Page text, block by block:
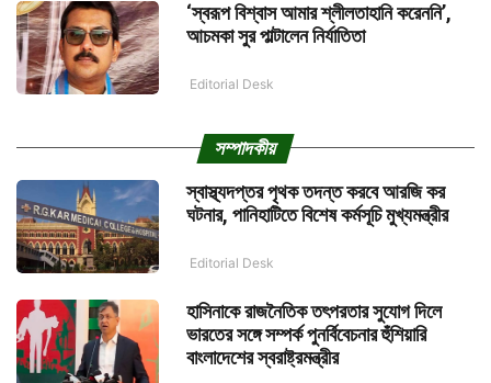
‘স্বরূপ বিশ্বাস আমার শ্লীলতাহানি করেননি’,
আচমকা সুর পাল্টালেন নির্যাতিতা
Editorial Desk
সম্পাদকীয়
স্বাস্থ্যদপ্তর পৃথক তদন্ত করবে আরজি কর
ঘটনার, পানিহাটিতে বিশেষ কর্মসূচি মুখ্যমন্ত্রীর
Editorial Desk
হাসিনাকে রাজনৈতিক তৎপরতার সুযোগ দিলে
ভারতের সঙ্গে সম্পর্ক পুনর্বিবেচনার হুঁশিয়ারি
বাংলাদেশের স্বরাষ্ট্রমন্ত্রীর